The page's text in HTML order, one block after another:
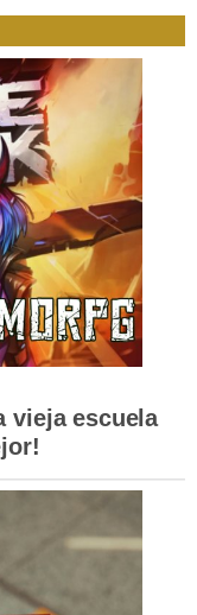
vieja escuela